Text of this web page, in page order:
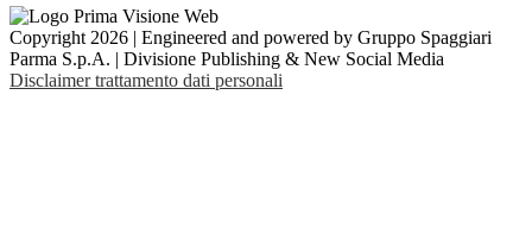
Copyright 2026 | Engineered and powered by Gruppo Spaggiari
Parma S.p.A. | Divisione Publishing & New Social Media
Disclaimer trattamento dati personali